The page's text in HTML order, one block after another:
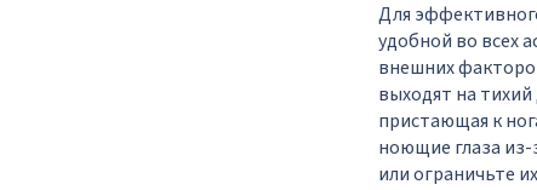
Для
удобной во всех
внешних
выходят на
пристающая к
ноющие глаза из-
или ограничьте